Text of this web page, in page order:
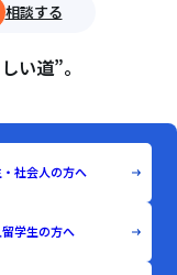
相談する
い道”。
社会人の方へ
学生の方へ